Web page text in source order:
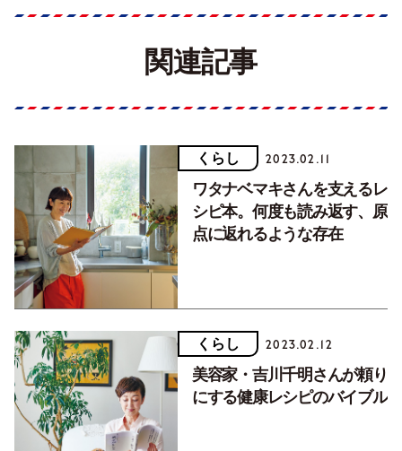
関連記事
くらし 2023.02.11
ワタナベマキさんを支えるレ
シピ本。何度も読み返す、原
点に返れるような存在
くらし 2023.02.12
美容家・吉川千明さんが頼り
にする健康レシピのバイブル